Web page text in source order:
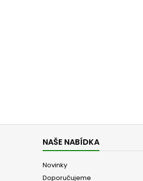
NAŠE NABÍDKA
Novinky
Doporučujeme